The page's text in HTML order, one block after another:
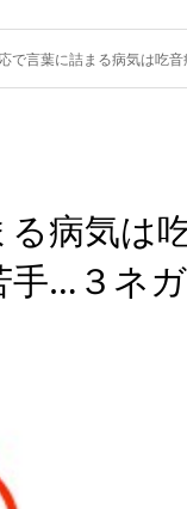
で言葉に詰まる病気は吃
病気は
手…３ネ